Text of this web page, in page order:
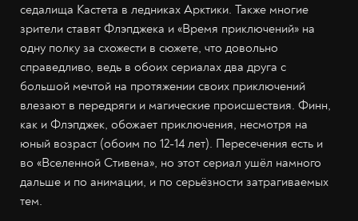
седалища Кастета в ледниках Арктики. Также многие
зрители ставят Флэпджека и «Время приключений» на
одну полку за схожести в сюжете, что довольно
справедливо, ведь в обоих сериалах два друга с
большой мечтой на протяжении своих приключений
влезают в передряги и магические происшествия. Финн,
как и Флэпджек, обожает приключения, несмотря на
юный возраст (обоим по 12-14 лет). Пересечения есть и
во «Вселенной Стивена», но этот сериал ушёл намного
дальше и по анимации, и по серьёзности затрагиваемых
тем.